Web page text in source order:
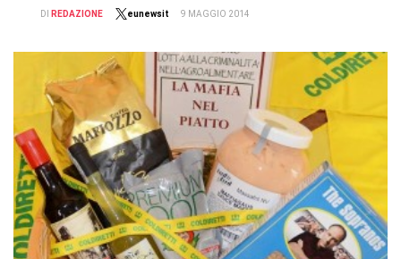
DI REDAZIONE eunewsit 9 MAGGIO 2014